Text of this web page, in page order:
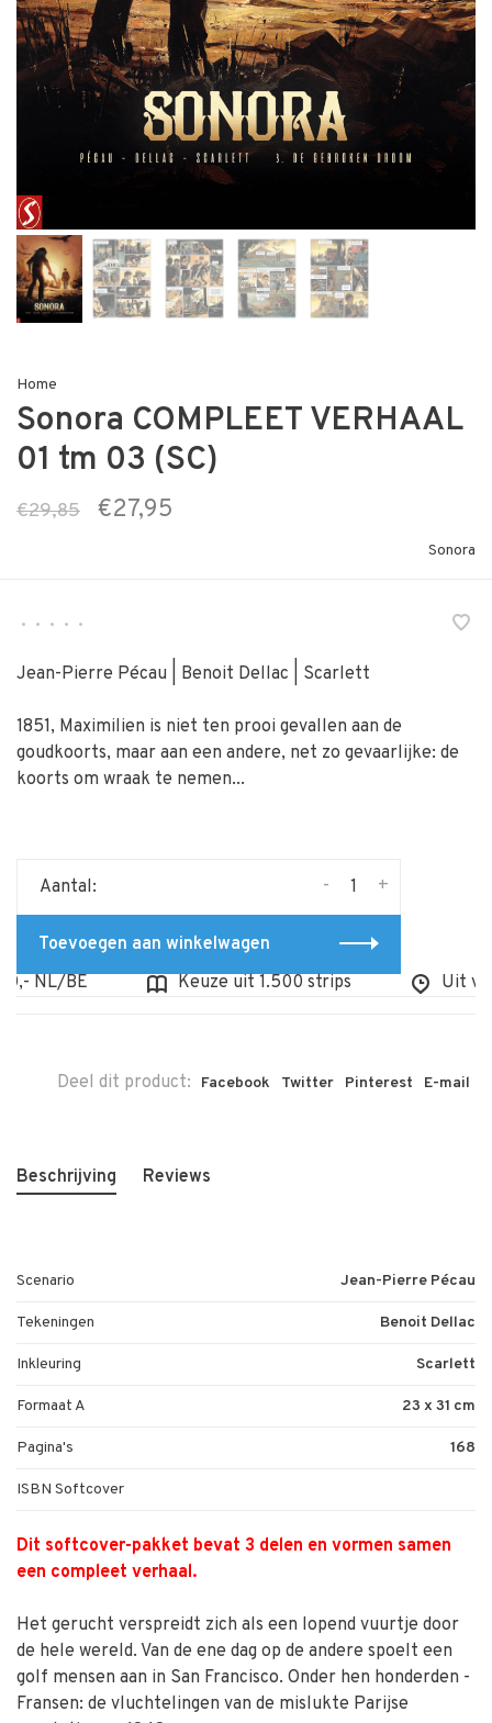
Home
Sonora COMPLEET VERHAAL
01 tm 03 (SC)
€29,85 €27,95
Sonora
• • • • •
Jean-Pierre Pécau | Benoit Dellac | Scarlett
1851, Maximilien is niet ten prooi gevallen aan de
goudkoorts, maar aan een andere, net zo gevaarlijke: de
koorts om wraak te ­nemen...
Aantal: +
-
Toevoegen aan winkelwagen
NL/BE
Keuze uit 1.500 strips Uit
Deel dit product: Facebook Twitter Pinterest E-mail
Beschrijving Reviews
Scenario Jean-Pierre Pécau
Tekeningen Benoit Dellac
Inkleuring Scarlett
Formaat A 23 x 31 cm
Pagina's 168
ISBN Softcover
Dit softcover-pakket bevat 3 delen en vormen samen
een compleet verhaal.
Het gerucht verspreidt zich als een lopend vuurtje door
de hele wereld. Van de ene dag op de andere spoelt een
golf mensen aan in San Francisco. Onder hen honderden ­
Fransen: de vluchtelingen van de mislukte ­Parijse